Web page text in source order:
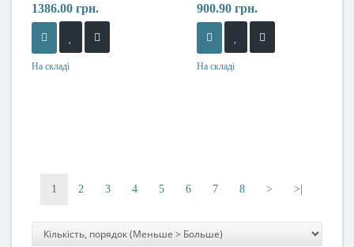
1386.00 грн.
На складі
900.90 грн.
На складі
1 2 3 4 5 6 7 8 > >|